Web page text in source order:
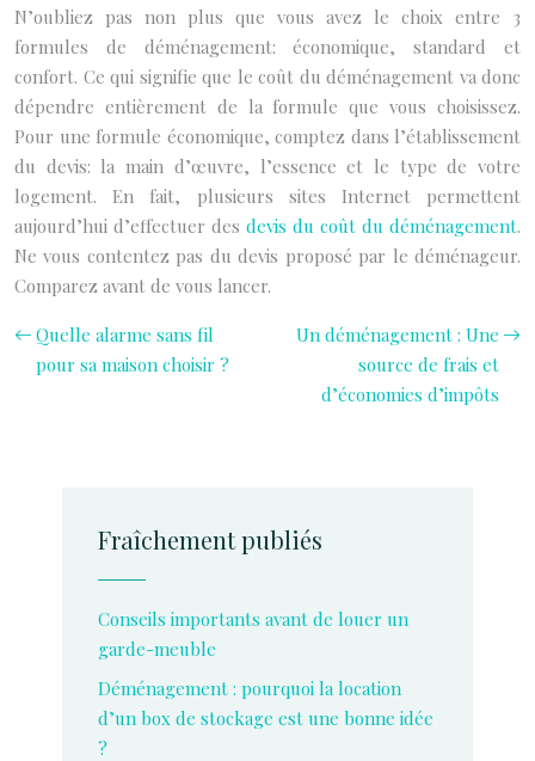
N’oubliez pas non plus que vous avez le choix entre 3
formules de déménagement: économique, standard et
confort. Ce qui signifie que le coût du déménagement va donc
dépendre entièrement de la formule que vous choisissez.
Pour une formule économique, comptez dans l’établissement
du devis: la main d’œuvre, l’essence et le type de votre
logement. En fait, plusieurs sites Internet permettent
aujourd’hui d’effectuer des devis du coût du déménagement.
Ne vous contentez pas du devis proposé par le déménageur.
Comparez avant de vous lancer.
Quelle alarme sans fil
pour sa maison choisir ?
Un déménagement : Une
source de frais et
d’économies d’impôts
Fraîchement publiés
Conseils importants avant de louer un
garde-meuble
Déménagement : pourquoi la location
d’un box de stockage est une bonne idée
?